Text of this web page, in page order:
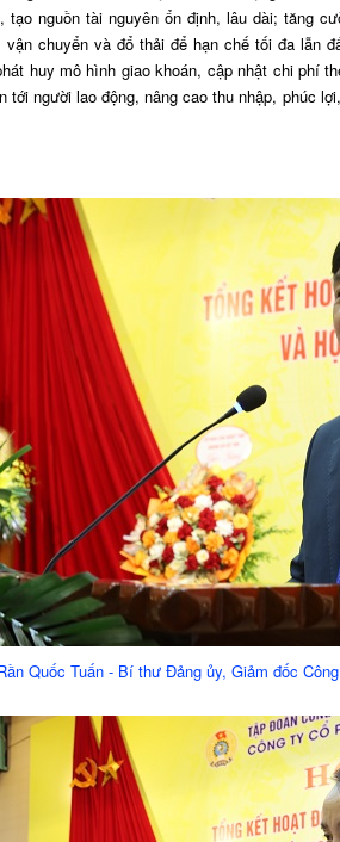
tạo nguồn tài nguyên ổn định, lâu dài; tăng
chuyển và đổ thải để hạn chế tối đa lẫn
huy mô hình giao khoán, cập nhật chi phí
tới người lao động, nâng cao thu nhập, phúc
Quốc Tuấn - Bí thư Đảng ủy, Giảm đốc